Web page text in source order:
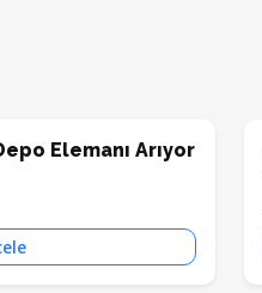
Elemanı Arıyor